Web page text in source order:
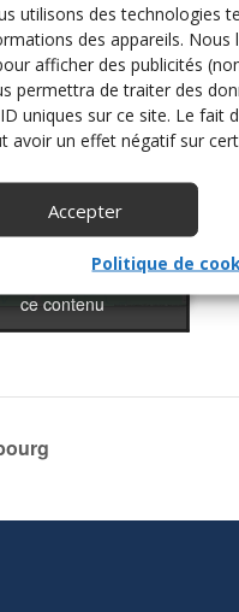
utilisons des technologies
des appareils. Nous
afficher des publicités
permettra de traiter des
uniques sur ce site. Le fait
avoir un effet négatif sur
Accepter
Politique de
d’Évènement:
:
www.rehacare.co
Home/Startseite_RE
marketing et activer
ce contenu
marketing et activer
ce contenu